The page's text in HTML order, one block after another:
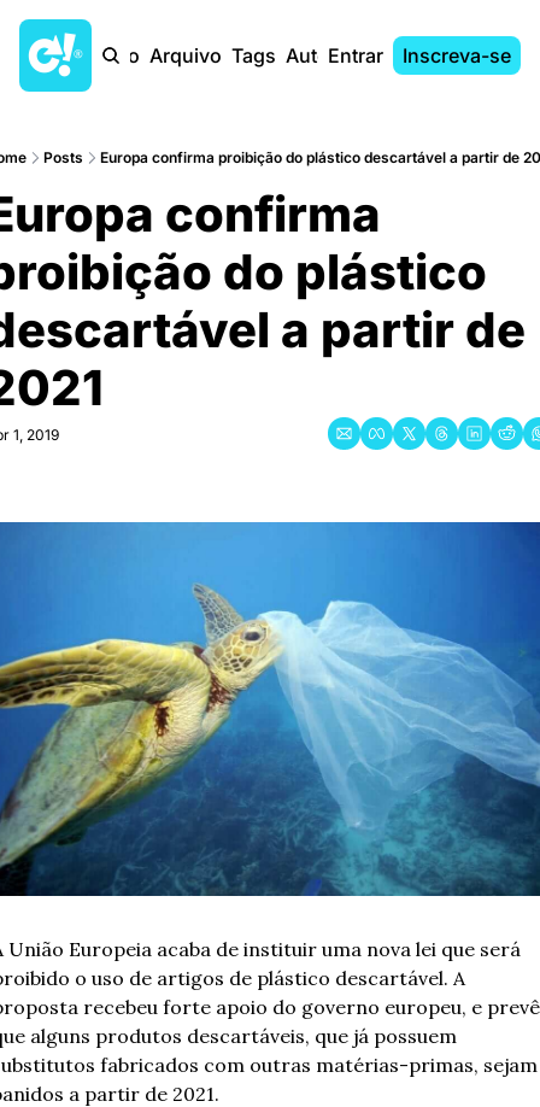
Início Arquivo Tags AutoresEntrar Inscreva-se
Posts Europa confirma proibição do plástico descartável a partir de
confirma
do plástico
a partir de
1, 2019
União Europeia acaba de instituir uma nova lei que será
o uso de artigos de plástico descartável. A
recebeu forte apoio do governo europeu, e prevê
alguns produtos descartáveis, que já possuem
fabricados com outras matérias-primas, sejam
a partir de 2021.